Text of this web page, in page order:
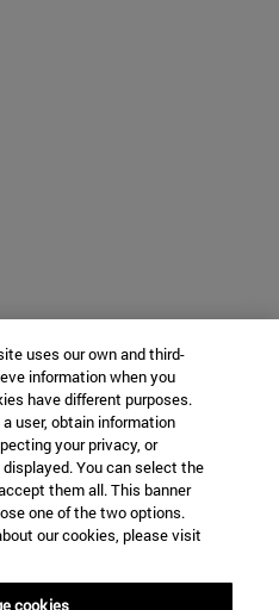
uses our own and third-
information when you
have different purposes.
user, obtain information
your privacy, or
You can select the
them all. This banner
one of the two options.
our cookies, please visit
cookies